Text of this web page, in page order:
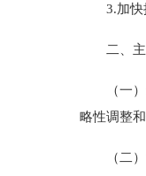
3.加快推
二、主
（一）组
略性调整
（二）制